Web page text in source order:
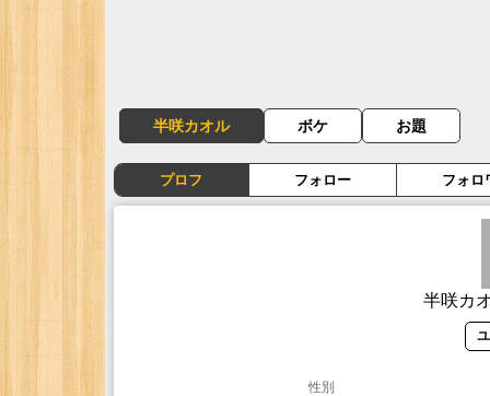
半咲カオル ボケ お題
プロフ フォロー フォロ
半咲カ
性別